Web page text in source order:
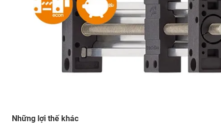
Những lợi thế khác